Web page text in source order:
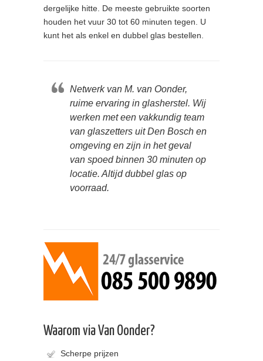
dergelijke hitte. De meeste gebruikte soorten
houden het vuur 30 tot 60 minuten tegen. U
kunt het als enkel en dubbel glas bestellen.
Netwerk van M. van Oonder,
ruime ervaring in glasherstel. Wij
werken met een vakkundig team
van glaszetters uit Den Bosch en
omgeving en zijn in het geval
van spoed binnen 30 minuten op
locatie. Altijd dubbel glas op
voorraad.
Waarom via Van Oonder?
Scherpe prijzen